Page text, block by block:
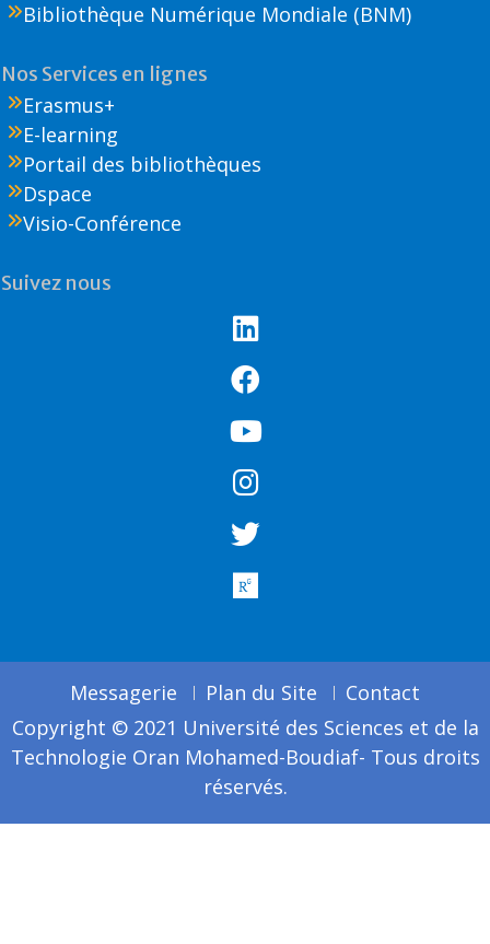
Bibliothèque Numérique Mondiale (BNM)
Nos Services en lignes
Erasmus+
E-learning
Portail des bibliothèques
Dspace
Visio-Conférence
Suivez nous
Messagerie Plan du Site
Contact
Copyright © 2021 Université des Sciences et de la
Technologie Oran Mohamed-Boudiaf- Tous droits
réservés.